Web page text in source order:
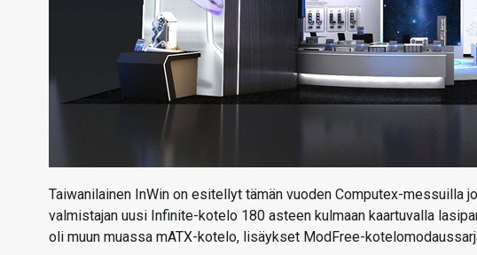
Taiwanilainen InWin on esitellyt tämän vuoden Computex-messuilla
valmistajan uusi Infinite-kotelo 180 asteen kulmaan kaartuvalla
oli muun muassa mATX-kotelo, lisäykset ModFree-